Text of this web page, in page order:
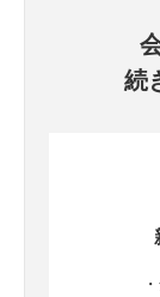
続